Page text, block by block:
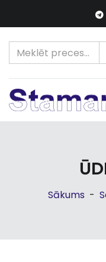
Sākums -